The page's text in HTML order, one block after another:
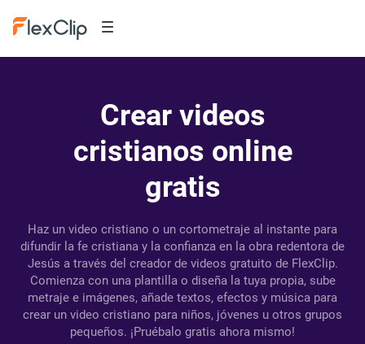
Crear videos
cristianos online
gratis
Haz un video cristiano o un cortometraje al instante para
difundir la fe cristiana y la confianza en la obra redentora de
Jesús a través del creador de videos gratuito de FlexClip.
Comienza con una plantilla o diseña la tuya propia, sube
metraje e imágenes, añade textos, efectos y música para
crear un video cristiano para niños, jóvenes u otros grupos
pequeños. ¡Pruébalo gratis ahora mismo!